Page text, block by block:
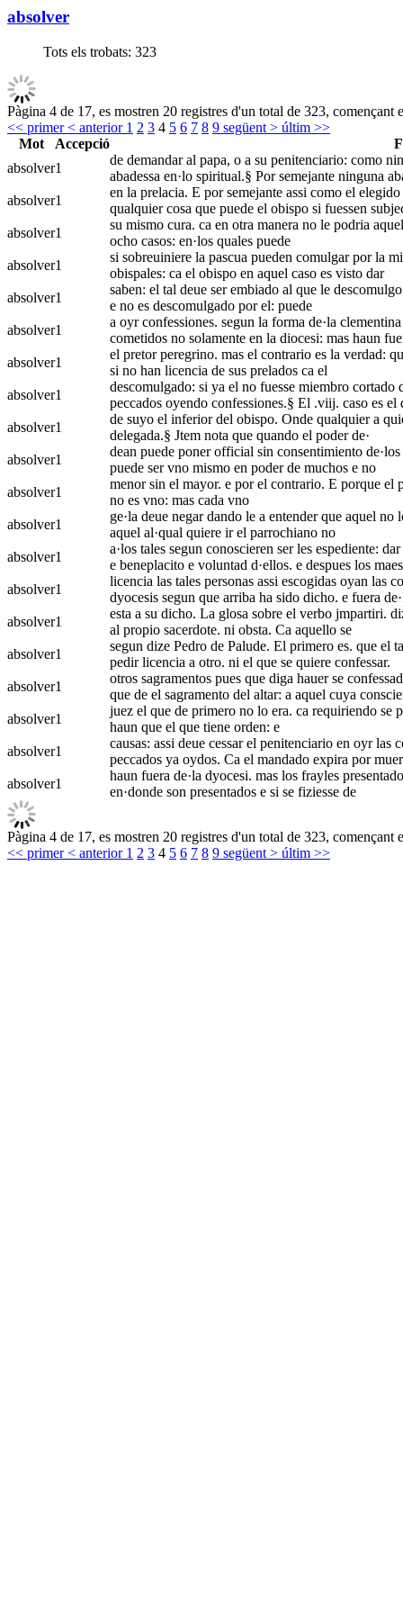
absolver
Tots els trobats: 323
Pàgina 4 de 17, es mostren 20 registres d'un total de 323, començant
<< primer< anterior 1 2 3 4 5 6 7 8 9 següent > últim >>
Mot
Accepció
absolver1
de demandar al papa, o a su penitenciario: como
abadessa en·lo spiritual.§ Por semejante ninguna
absolver1
en la prelacia. E por semejante assi como el
qualquier cosa que puede el obispo si fuessen
absolver1
su mismo cura. ca en otra manera no le podria
ocho casos: en·los quales puede
absolver1
si sobreuiniere la pascua pueden comulgar por la
obispales: ca el obispo en aquel caso es visto dar
absolver1
saben: el tal deue ser embiado al que le
e no es descomulgado por el: puede
absolver1
a oyr confessiones. segun la forma de·la
cometidos no solamente en la diocesi: mas haun
absolver1
el pretor peregrino. mas el contrario es la verdad:
si no han licencia de sus prelados ca el
absolver1
descomulgado: si ya el no fuesse miembro cortado
peccados oyendo confessiones.§ El .viij. caso es el
absolver1
de suyo el inferior del obispo. Onde qualquier a
delegada.§ Jtem nota que quando el poder de·
absolver1
dean puede poner official sin consentimiento
puede ser vno mismo en poder de muchos e no
absolver1
menor sin el mayor. e por el contrario. E porque el
no es vno: mas cada vno
absolver1
ge·la deue negar dando le a entender que aquel
aquel al·qual quiere ir el parrochiano no
absolver1
a·los tales segun conoscieren ser les espediente:
e beneplacito e voluntad d·ellos. e despues los
absolver1
licencia las tales personas assi escogidas oyan las
dyocesis segun que arriba ha sido dicho. e fuera
absolver1
esta a su dicho. La glosa sobre el verbo jmpartiri.
al propio sacerdote. ni obsta. Ca aquello se
absolver1
segun dize Pedro de Palude. El primero es. que el
pedir licencia a otro. ni el que se quiere confessar.
absolver1
otros sagramentos pues que diga hauer se
que de el sagramento del altar: a aquel cuya
absolver1
juez el que de primero no lo era. ca requiriendo se
haun que el que tiene orden: e
absolver1
causas: assi deue cessar el penitenciario en oyr las
peccados ya oydos. Ca el mandado expira por
absolver1
haun fuera de·la dyocesi. mas los frayles
en·donde son presentados e si se fiziesse de
Pàgina 4 de 17, es mostren 20 registres d'un total de 323, començant
<< primer< anterior 1 2 3 4 5 6 7 8 9 següent > últim >>